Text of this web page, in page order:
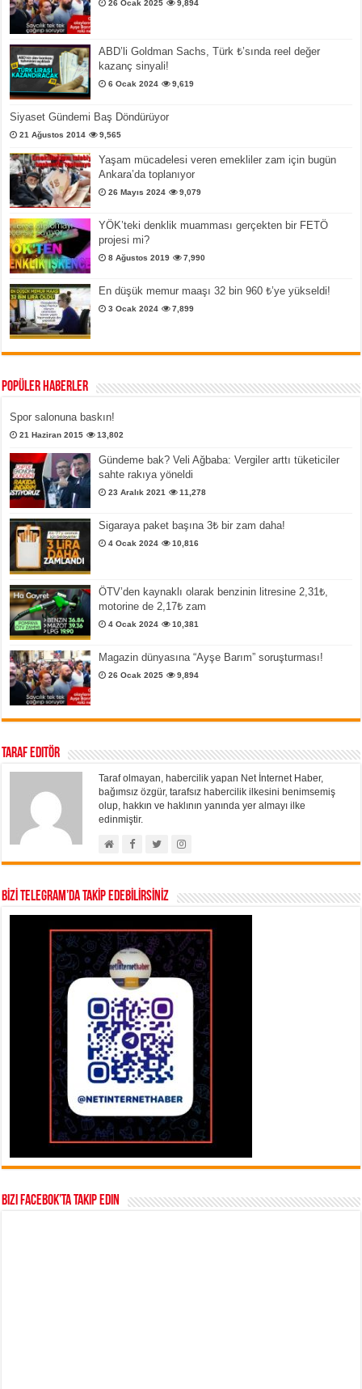
26 Ocak 2025 9,894
ABD’li Goldman Sachs, Türk ₺’sında reel değer
kazanç sinyali!
6 Ocak 2024 9,619
Siyaset Gündemi Baş Döndürüyor
21 Ağustos 2014 9,565
Yaşam mücadelesi veren emekliler zam için bugün
Ankara’da toplanıyor
26 Mayıs 2024 9,079
YÖK’teki denklik muamması gerçekten bir FETÖ
projesi mi?
8 Ağustos 2019 7,990
En düşük memur maaşı 32 bin 960 ₺’ye yükseldi!
3 Ocak 2024 7,899
Popüler Haberler
Spor salonuna baskın!
21 Haziran 2015 13,802
Gündeme bak? Veli Ağbaba: Vergiler arttı tüketiciler
sahte rakıya yöneldi
23 Aralık 2021 11,278
Sigaraya paket başına 3₺ bir zam daha!
4 Ocak 2024 10,816
ÖTV’den kaynaklı olarak benzinin litresine 2,31₺,
motorine de 2,17₺ zam
4 Ocak 2024 10,381
Magazin dünyasına “Ayşe Barım” soruşturması!
26 Ocak 2025 9,894
Taraf Editör
Taraf olmayan, habercilik yapan Net İnternet Haber,
bağımsız özgür, tarafsız habercilik ilkesini benimsemiş
olup, hakkın ve haklının yanında yer almayı ilke
edinmiştir.
BİZİ TELEGRAM’DA TAKİP EDEBİLİRSİNİZ
Bizi Facebok’ta takip edin